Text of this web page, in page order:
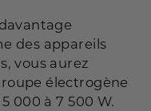
des appareils
vous aurez
électrogène
000 à 7 500 W.